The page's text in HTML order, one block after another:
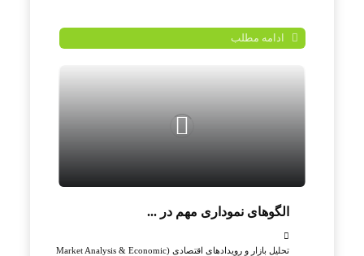
ادامه مطلب
الگوهای نموداری مهم در ...
تحلیل بازار و رویدادهای اقتصادی (Market Analysis & Economic